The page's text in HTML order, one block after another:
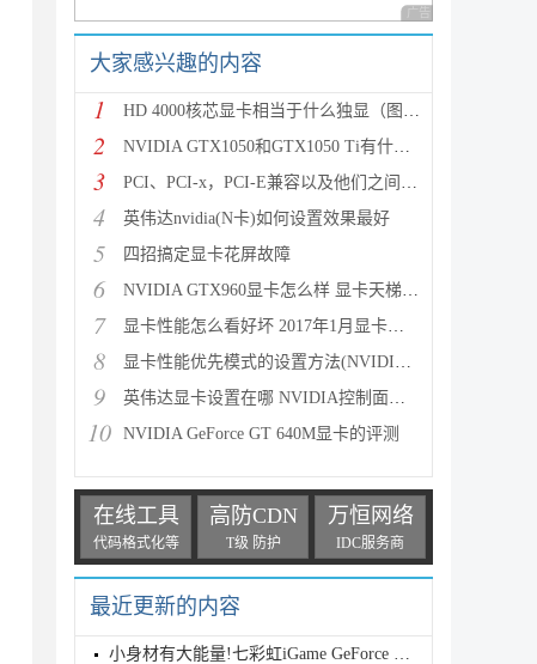
广告 商业广告，理性
大家感兴趣的内容
1 HD 4000核芯显卡相当于什么独显（图解）
2 NVIDIA GTX1050和GTX1050 Ti有什么区别？天梯图性能对
3 PCI、PCI-x，PCI-E兼容以及他们之间的区别详细图解
4 英伟达nvidia(N卡)如何设置效果最好
5 四招搞定显卡花屏故障
6 NVIDIA GTX960显卡怎么样 显卡天梯图看GTX960性能水平
7 显卡性能怎么看好坏 2017年1月显卡性能天梯图最新版
8 显卡性能优先模式的设置方法(NVIDIA显卡与AMD显卡)
9 英伟达显卡设置在哪 NVIDIA控制面板打开方法图文介绍
10 NVIDIA GeForce GT 640M显卡的评测
在线工具
代码格式化等
高防CDN
T级 防护
万恒网络
IDC服务商
最近更新的内容
小身材有大能量!七彩虹iGame GeForce RTX 5070 Ti Ult